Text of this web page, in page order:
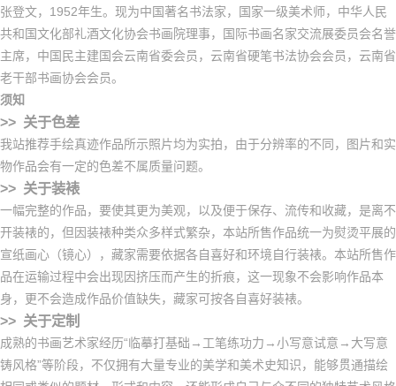
张登文，1952年生。现为中国著名书法家，国家一级美术师，中华人民
共和国文化部礼酒文化协会书画院理事，国际书画名家交流展委员会名誉
主席，中国民主建国会云南省委会员，云南省硬笔书法协会会员，云南省
老干部书画协会会员。
须知
>> 关于色差
我站推荐手绘真迹作品所示照片均为实拍，由于分辨率的不同，图片和实
物作品会有一定的色差不属质量问题。
>> 关于装裱
一幅完整的作品，要使其更为美观，以及便于保存、流传和收藏，是离不
开装裱的，但因装裱种类众多样式繁杂，本站所售作品统一为熨烫平展的
宣纸画心（镜心），藏家需要依据各自喜好和环境自行装裱。本站所售作
品在运输过程中会出现因挤压而产生的折痕，这一现象不会影响作品本
身，更不会造成作品价值缺失，藏家可按各自喜好装裱。
>> 关于定制
成熟的书画艺术家经历“临摹打基础→工笔练功力→小写意试意→大写意
铸风格”等阶段，不仅拥有大量专业的美学和美术史知识，能够贯通描绘